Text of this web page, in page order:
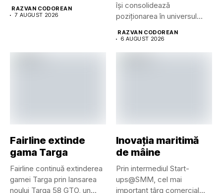
RAZVAN CODOREAN
7 AUGUST 2026
își consolidează
poziționarea în universul
RAZVAN CODOREAN
6 AUGUST 2026
Fairline extinde
gama Targa
Fairline continuă extinderea
gamei Targa prin lansarea
noului Targa 58 GTO, un...
Inovația maritimă
de mâine
Prin intermediul Start-
ups@SMM, cel mai
important târg comercial